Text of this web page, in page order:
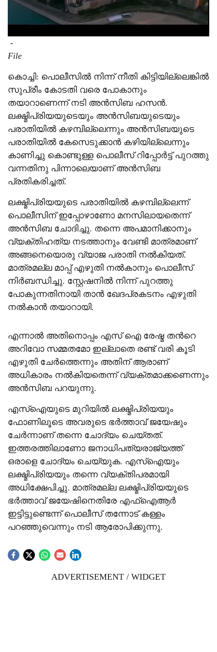
-
File
കൊച്ചി: പൊലീസിൽ നിന്ന് നീതി കിട്ടിയില്ലെങ്കിൽ
സുപ്രീം കോടതി വരെ പോകാനും
തയാറാണെന്ന് നടി അൻസിബ ഹസൻ.
ലക്ഷ്മിപ്രിയയുടെയും അൻസിബയുടെയും
പരാതിയിൽ കഴമ്പില്ലെന്നും അൻസിബയുടെ
പരാതിയിൽ കേസെടുക്കാൻ കഴിയില്ലെന്നും
കാണിച്ചു കൊണ്ടുള്ള പൊലീസ് റിപ്പോർട്ട് പുറത്തു
വന്നതിനു പിന്നാലെയാണ് അൻസിബ
പ്രതികരിച്ചത്.
ലക്ഷ്മിപ്രിയയുടെ പരാതിയിൽ കഴമ്പില്ലെന്ന്
പൊലീസിന് ഇപ്പോഴാണോ മനസിലായതെന്ന്
അൻസിബ ചോദിച്ചു. തന്നെ അപമാനിക്കാനും
വ്യക്തിഹത്യ നടത്താനും വേണ്ടി മാത്രമാണ്
അങ്ങനെയൊരു വ്യാജ പരാതി നൽകിയത്.
മാത്രമല്ല മാപ്പ് എഴുതി നൽകാനും പൊലീസ്
നിർബന്ധിച്ചു. സ്റ്റേഷനിൽ നിന്ന് പുറത്തു
പോകുന്നതിനായി താൻ ഖേദപ്രകടനം എഴുതി
നൽകാൻ തയാറായി.
എന്നാൽ അതിനൊപ്പം എസ് ഐ രേഷ്മ തന്‍റെ
അറിവോ സമ്മതമോ ഇല്ലാതെ രണ്ട് വരി കൂടി
എഴുതി ചേർത്തെന്നും അതിന് ആരാണ്
അധികാരം നൽകിയതെന്ന് വ്യക്തമാക്കണെന്നും
അൻസിബ പറയുന്നു.
എസ്ഐയുടെ മുറിയിൽ ലക്ഷ്മിപ്രിയയും
ഫോണിലൂടെ അവരുടെ ഭർത്താവ് ജയേഷും
ചേർന്നാണ് തന്നെ ചോദ്യം ചെയ്തത്.
ഇത്തരത്തിലാണോ ജനാധിപത്യരാജ്യത്ത്
ഒരാളെ ചോദ്യം ചെയ്യുക. എസ്ഐയും
ലക്ഷ്മിപ്രിയയും തന്നെ വ്യക്തിപരമായി
അധിക്ഷേപിച്ചു. മാത്രമല്ല ലക്ഷ്മിപ്രിയയുടെ
ഭർത്താവ് ജയേഷിനെതിരേ എഫ്ഐആർ
ഇട്ടിട്ടുണ്ടെന്ന് പൊലീസ് തന്നോട് കള്ളം
പറഞ്ഞുവെന്നും നടി ആരോപിക്കുന്നു.
ADVERTISEMENT / WIDGET